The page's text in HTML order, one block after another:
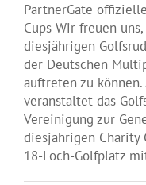
PartnerGate
Cups Wir freuen
diesjährigen
der Deutschen
auftreten zu
veranstaltet das
Vereinigung zur
diesjährigen Charity
18-Loch-Golfplatz